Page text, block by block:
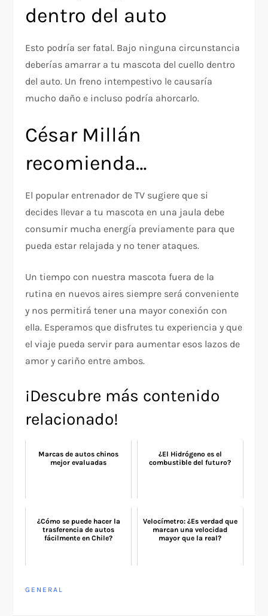
dentro del auto
Esto podría ser fatal. Bajo ninguna circunstancia
deberías amarrar a tu mascota del cuello dentro
del auto. Un freno intempestivo le causaría
mucho daño e incluso podría ahorcarlo.
César Millán
recomienda…
El popular entrenador de TV sugiere que si
decides llevar a tu mascota en una jaula debe
consumir mucha energía previamente para que
pueda estar relajada y no tener ataques.
Un tiempo con nuestra mascota fuera de la
rutina en nuevos aires siempre será conveniente
y nos permitirá tener una mayor conexión con
ella. Esperamos que disfrutes tu experiencia y que
el viaje pueda servir para aumentar esos lazos de
amor y cariño entre ambos.
¡Descubre más contenido
relacionado!
Marcas de autos chinos
mejor evaluadas
¿El Hidrógeno es el
combustible del futuro?
¿Cómo se puede hacer la
trasferencia de autos
fácilmente en Chile?
Velocímetro: ¿Es verdad que
marcan una velocidad
mayor que la real?
GENERAL